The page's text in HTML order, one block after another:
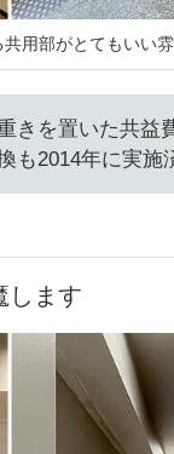
用部がとてもいい雰
きを置いた共
も2014年に実施
します